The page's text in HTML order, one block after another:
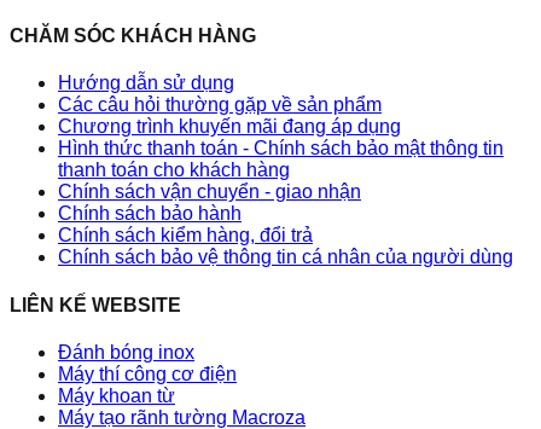
CHĂM SÓC KHÁCH HÀNG
Hướng dẫn sử dụng
Các câu hỏi thường gặp về sản phẩm
Chương trình khuyến mãi đang áp dụng
Hình thức thanh toán - Chính sách bảo mật thông tin
thanh toán cho khách hàng
Chính sách vận chuyển - giao nhận
Chính sách bảo hành
Chính sách kiểm hàng, đổi trả
Chính sách bảo vệ thông tin cá nhân của người dùng
LIÊN KẾ WEBSITE
Đánh bóng inox
Máy thí công cơ điện
Máy khoan từ
Máy tạo rãnh tường Macroza